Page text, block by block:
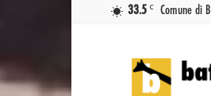
33.5 C Comune di
News